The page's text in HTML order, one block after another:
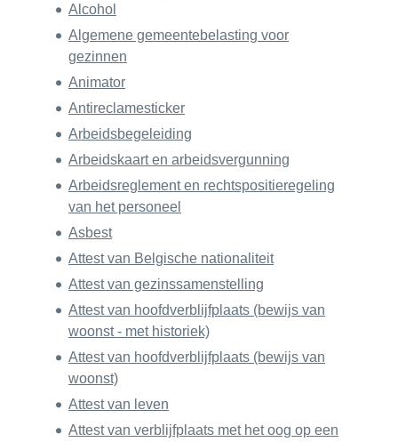
Alcohol
Algemene gemeentebelasting voor
gezinnen
Animator
Antireclamesticker
Arbeidsbegeleiding
Arbeidskaart en arbeidsvergunning
Arbeidsreglement en rechtspositieregeling
van het personeel
Asbest
Attest van Belgische nationaliteit
Attest van gezinssamenstelling
Attest van hoofdverblijfplaats (bewijs van
woonst - met historiek)
Attest van hoofdverblijfplaats (bewijs van
woonst)
Attest van leven
Attest van verblijfplaats met het oog op een